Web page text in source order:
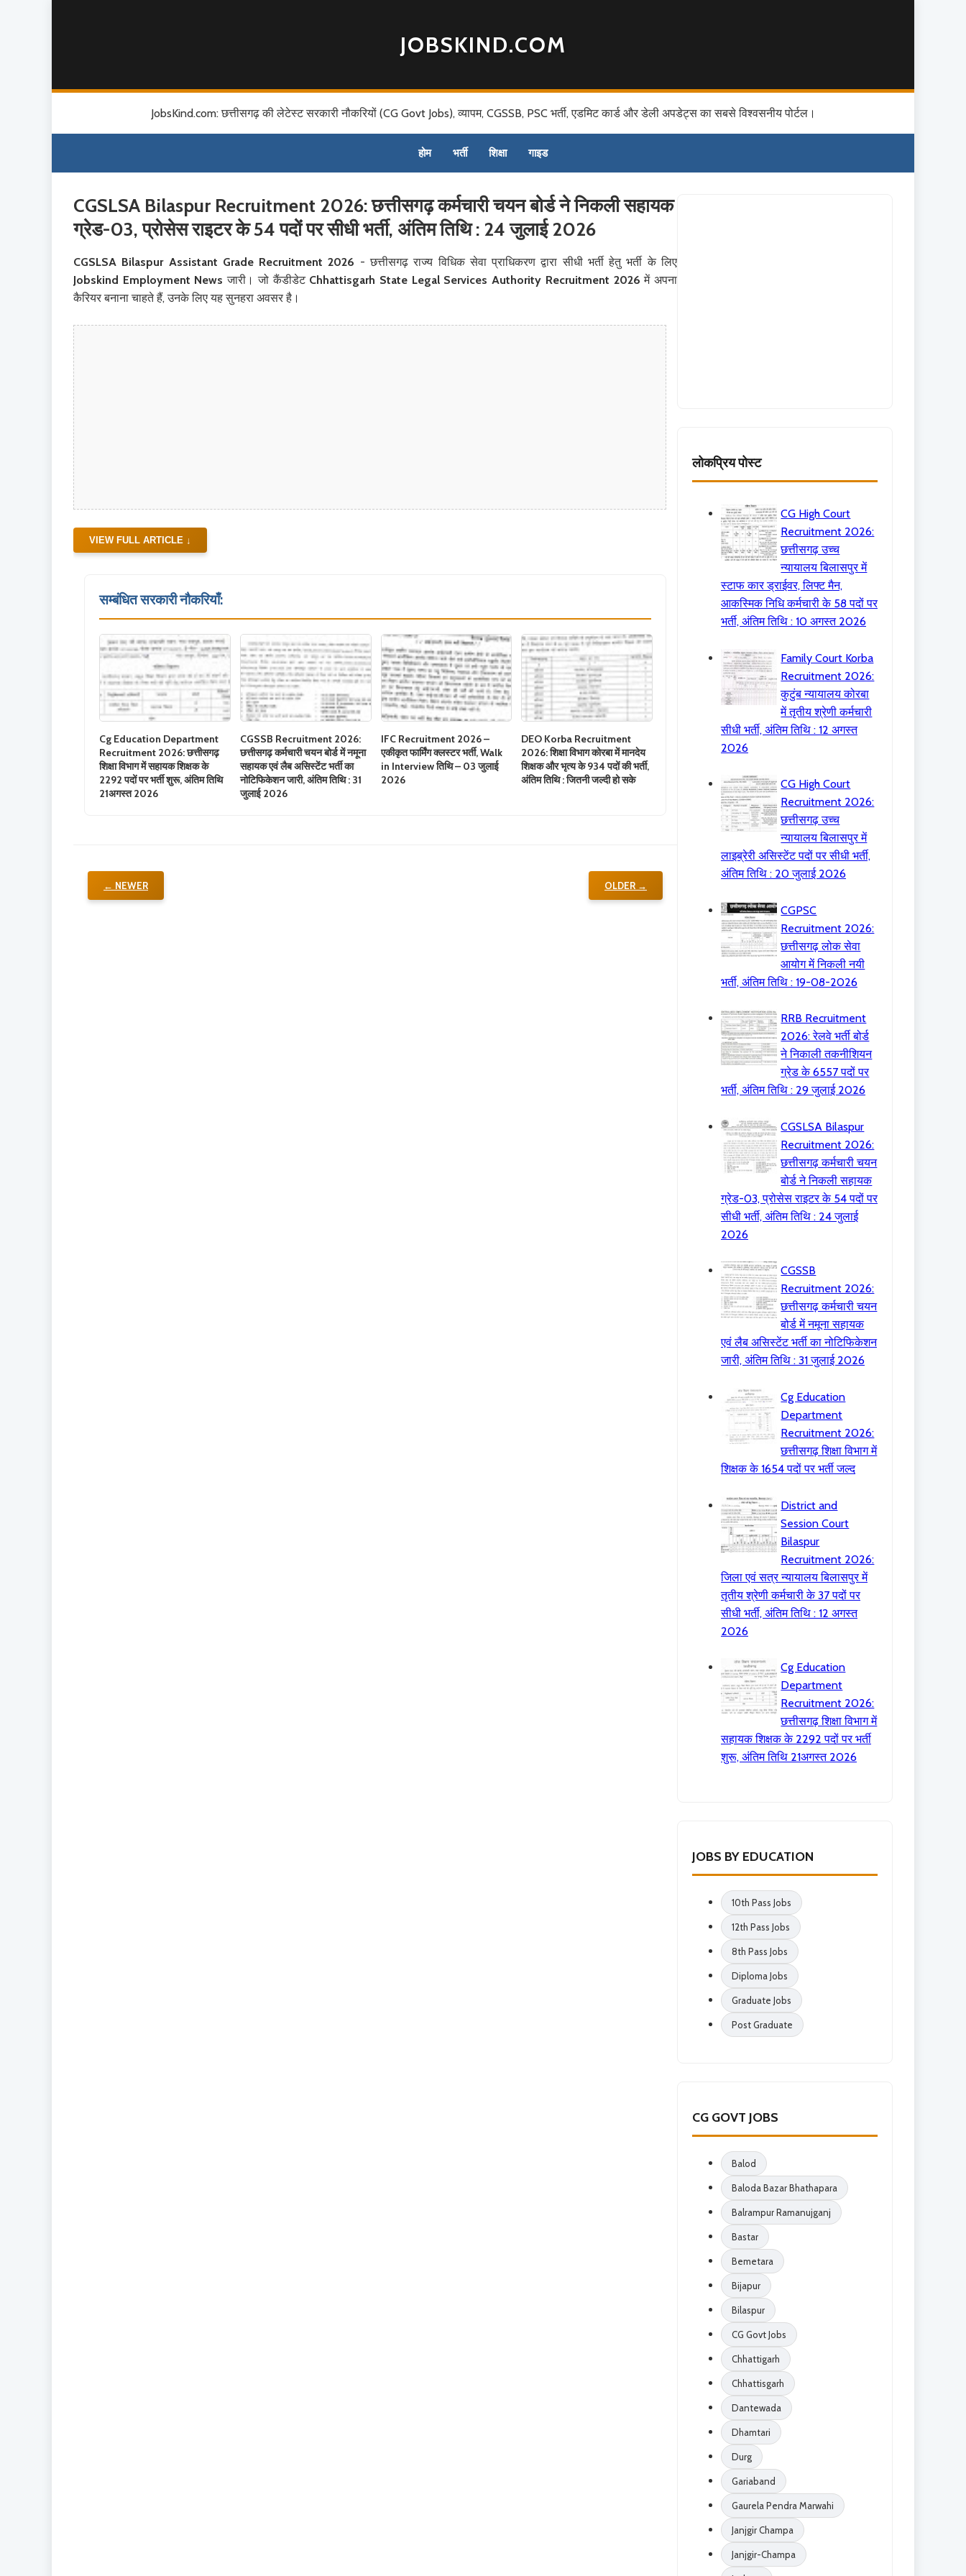
JOBSKIND.COM
JobsKind.com: छत्तीसगढ़ की लेटेस्ट सरकारी नौकरियों (CG Govt Jobs), व्यापम, CGSSB, PSC भर्ती, एडमिट कार्ड और डेली अपडेट्स का सबसे विश्वसनीय पोर्टल।
होम भर्ती शिक्षा गाइड
CGSLSA Bilaspur Recruitment 2026: छत्तीसगढ़ कर्मचारी चयन बोर्ड ने निकली सहायक
ग्रेड-03, प्रोसेस राइटर के 54 पदों पर सीधी भर्ती, अंतिम तिथि : 24 जुलाई 2026
CGSLSA Bilaspur Assistant Grade Recruitment 2026 - छत्तीसगढ़ राज्य विधिक सेवा प्राधिकरण द्वारा सीधी भर्ती हेतु भर्ती के लिए
Jobskind Employment News जारी। जो कैंडीडेट Chhattisgarh State Legal Services Authority Recruitment 2026 में अपना
कैरियर बनाना चाहते हैं, उनके लिए यह सुनहरा अवसर है।
VIEW FULL ARTICLE ↓
सम्बंधित सरकारी नौकरियाँ:
Cg Education Department
Recruitment 2026: छत्तीसगढ़
शिक्षा विभाग में सहायक शिक्षक के
2292 पदों पर भर्ती शुरू, अंतिम तिथि
21अगस्त 2026
CGSSB Recruitment 2026:
छत्तीसगढ़ कर्मचारी चयन बोर्ड में नमूना
सहायक एवं लैब असिस्टेंट भर्ती का
नोटिफिकेशन जारी, अंतिम तिथि : 31
जुलाई 2026
IFC Recruitment 2026 –
एकीकृत फार्मिंग क्लस्टर भर्ती, Walk
in Interview तिथि – 03 जुलाई
2026
DEO Korba Recruitment
2026: शिक्षा विभाग कोरबा में मानदेय
शिक्षक और भृत्य के 934 पदों की भर्ती,
अंतिम तिथि : जितनी जल्दी हो सके
← NEWER OLDER →
लोकप्रिय पोस्ट
CG High Court
Recruitment 2026:
छत्तीसगढ़ उच्च
न्यायालय बिलासपुर में
स्टाफ कार ड्राईवर, लिफ्ट मैन,
आकस्मिक निधि कर्मचारी के 58 पदों पर
भर्ती, अंतिम तिथि : 10 अगस्त 2026
Family Court Korba
Recruitment 2026:
कुटुंब न्यायालय कोरबा
में तृतीय श्रेणी कर्मचारी
सीधी भर्ती, अंतिम तिथि : 12 अगस्त
2026
CG High Court
Recruitment 2026:
छत्तीसगढ़ उच्च
न्यायालय बिलासपुर में
लाइब्रेरी असिस्टेंट पदों पर सीधी भर्ती,
अंतिम तिथि : 20 जुलाई 2026
CGPSC
Recruitment 2026:
छत्तीसगढ़ लोक सेवा
आयोग में निकली नयी
भर्ती, अंतिम तिथि : 19-08-2026
RRB Recruitment
2026: रेलवे भर्ती बोर्ड
ने निकाली तकनीशियन
ग्रेड के 6557 पदों पर
भर्ती, अंतिम तिथि : 29 जुलाई 2026
CGSLSA Bilaspur
Recruitment 2026:
छत्तीसगढ़ कर्मचारी चयन
बोर्ड ने निकली सहायक
ग्रेड-03, प्रोसेस राइटर के 54 पदों पर
सीधी भर्ती, अंतिम तिथि : 24 जुलाई
2026
CGSSB
Recruitment 2026:
छत्तीसगढ़ कर्मचारी चयन
बोर्ड में नमूना सहायक
एवं लैब असिस्टेंट भर्ती का नोटिफिकेशन
जारी, अंतिम तिथि : 31 जुलाई 2026
Cg Education
Department
Recruitment 2026:
छत्तीसगढ़ शिक्षा विभाग में
शिक्षक के 1654 पदों पर भर्ती जल्द
District and
Session Court
Bilaspur
Recruitment 2026:
जिला एवं सत्र न्यायालय बिलासपुर में
तृतीय श्रेणी कर्मचारी के 37 पदों पर
सीधी भर्ती, अंतिम तिथि : 12 अगस्त
2026
Cg Education
Department
Recruitment 2026:
छत्तीसगढ़ शिक्षा विभाग में
सहायक शिक्षक के 2292 पदों पर भर्ती
शुरू, अंतिम तिथि 21अगस्त 2026
JOBS BY EDUCATION
10th Pass Jobs
12th Pass Jobs
8th Pass Jobs
Diploma Jobs
Graduate Jobs
Post Graduate
CG GOVT JOBS
Balod
Baloda Bazar Bhathapara
Balrampur Ramanujganj
Bastar
Bemetara
Bijapur
Bilaspur
CG Govt Jobs
Chhattigarh
Chhattisgarh
Dantewada
Dhamtari
Durg
Gariaband
Gaurela Pendra Marwahi
Janjgir Champa
Janjgir-Champa